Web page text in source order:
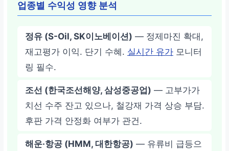
업종별 수익성 영향 분석
정유 (S-Oil, SK이노베이션) — 정제마진 확대,
재고평가 이익. 단기 수혜. 실시간 유가 모니터
링 필수.
조선 (한국조선해양, 삼성중공업) — 고부가가
치선 수주 잔고 있으나, 철강재 가격 상승 부담.
후판 가격 안정화 여부가 관건.
해운·항공 (HMM, 대한항공) — 유류비 급등으